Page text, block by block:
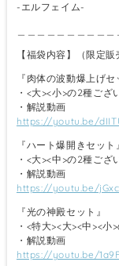
-エルフェイム-
【福袋内容】（限定販
『肉体の波動爆上げセ
・<大><小>の2種ござ
・解説動画
https://youtu.be/
『ハート爆開きセット
・<大><中>の2種ござ
・解説動画
https://youtu.be/
『光の神殿セット』
・<特大><大><中><
・解説動画
https://youtu.be/